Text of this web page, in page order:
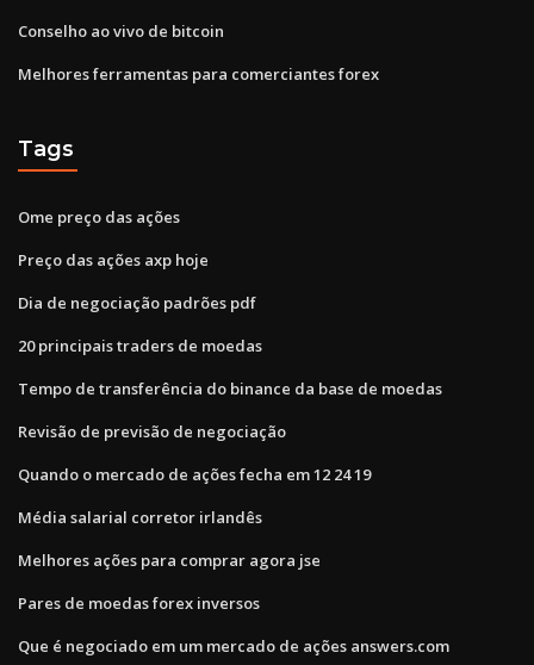
Conselho ao vivo de bitcoin
Melhores ferramentas para comerciantes forex
Tags
Ome preço das ações
Preço das ações axp hoje
Dia de negociação padrões pdf
20 principais traders de moedas
Tempo de transferência do binance da base de moedas
Revisão de previsão de negociação
Quando o mercado de ações fecha em 12 24 19
Média salarial corretor irlandês
Melhores ações para comprar agora jse
Pares de moedas forex inversos
Que é negociado em um mercado de ações answers.com